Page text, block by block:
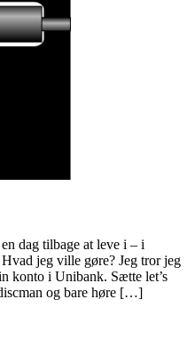
dag tilbage at leve i – i
jeg ville gøre? Jeg tror jeg
konto i Unibank. Sætte let’s
og bare høre […]